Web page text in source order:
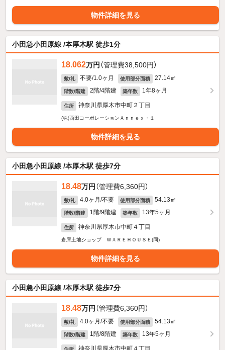
物件詳細を見る
小田急小田原線 /本厚木駅 徒歩1分
18.062万円 （管理費38,500円）
敷/礼 不要/1.0ヶ月 使用部分面積 27.14㎡
階数/階建 2階/4階建 築年数 1年8ヶ月
住所 神奈川県厚木市中町２丁目
(株)西田コーポレーションＡｎｎｅｘ・１
物件詳細を見る
小田急小田原線 /本厚木駅 徒歩7分
18.48万円 （管理費6,360円）
敷/礼 4.0ヶ月/不要 使用部分面積 54.13㎡
階数/階建 1階/9階建 築年数 13年5ヶ月
住所 神奈川県厚木市中町４丁目
倉庫土地ショップ ＷＡＲＥＨＯＵＳＥ(同)
物件詳細を見る
小田急小田原線 /本厚木駅 徒歩7分
18.48万円 （管理費6,360円）
敷/礼 4.0ヶ月/不要 使用部分面積 54.13㎡
階数/階建 1階/8階建 築年数 13年5ヶ月